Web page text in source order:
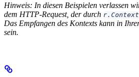
Hinweis: In diesen Beispielen verlassen
dem HTTP-Request, der durch
Das Empfangen des Kontexts kann in
sein.